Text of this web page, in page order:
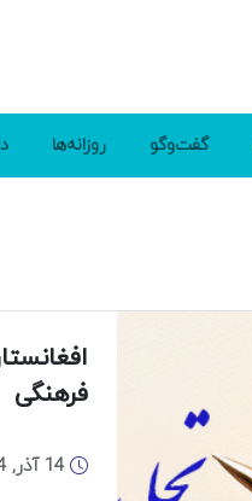
گفت‌وگو روزانه‌ها
فرهنگی
14 آذر, 1404